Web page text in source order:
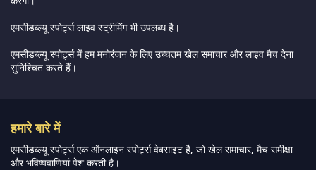
एमसीडब्ल्यू स्पोर्ट्स लाइव स्ट्रीमिंग भी उपलब्ध है।
एमसीडब्ल्यू स्पोर्ट्स में हम मनोरंजन के लिए उच्चतम खेल समाचार और लाइव मैच देना
सुनिश्चित करते हैं।
हमारे बारे में
एमसीडब्ल्यू स्पोर्ट्स एक ऑनलाइन स्पोर्ट्स वेबसाइट है, जो खेल समाचार, मैच समीक्षा
और भविष्यवाणियां पेश करती है।